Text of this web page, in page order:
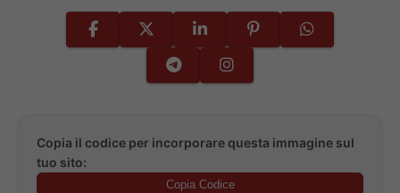
Copia il codice per incorporare questa immagine sul
tuo sito:
Copia Codice